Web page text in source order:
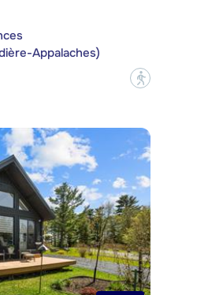
Appalaches)
?